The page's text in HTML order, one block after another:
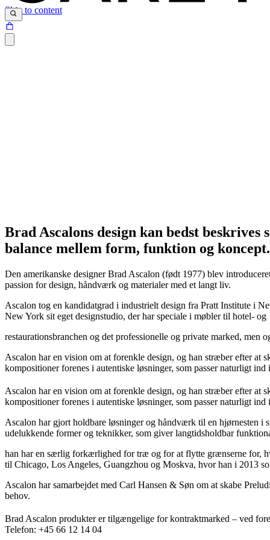
Skip to content
Brad Ascalons design kan bedst
balance mellem form, funktion og koncept.
Den amerikanske designer Brad Ascalon (født 1977) blev
passion for design, håndværk og materialer med et langt liv.
Ascalon tog en kandidatgrad i industrielt design fra Pratt Institute i
New York sit eget designstudio, der har speciale i møbler til hotel- og
restaurationsbranchen og det professionelle og private marked,
Ascalon har en vision om at forenkle design, og han stræber efter at
kompositioner forenes i autentiske løsninger, som passer naturligt
Ascalon har en vision om at forenkle design, og han stræber efter at
kompositioner forenes i autentiske løsninger, som passer naturligt
Ascalon har gjort holdbare løsninger og håndværk til en hjørnesten
udelukkende former og teknikker, som giver langtidsholdbar
han har en særlig forkærlighed for træ og for at flytte grænserne for,
til Chicago, Los Angeles, Guangzhou og Moskva, hvor han i 2013
Ascalon har samarbejdet med Carl Hansen & Søn om at skabe
behov.
Brad Ascalon produkter er tilgængelige for kontraktmarked – ved
Telefon: +45 66 12 14 04